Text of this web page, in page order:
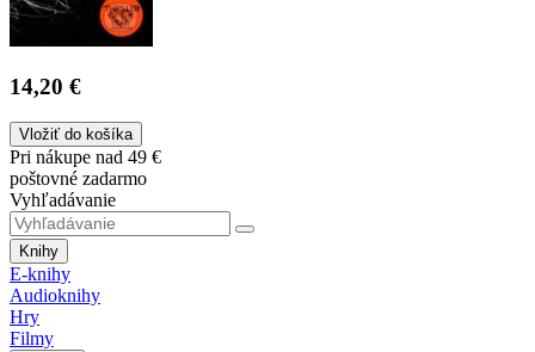
14,20 €
Vložiť do košíka
Pri nákupe nad 49 €
poštovné zadarmo
Vyhľadávanie
Knihy
E-knihy
Audioknihy
Hry
Filmy